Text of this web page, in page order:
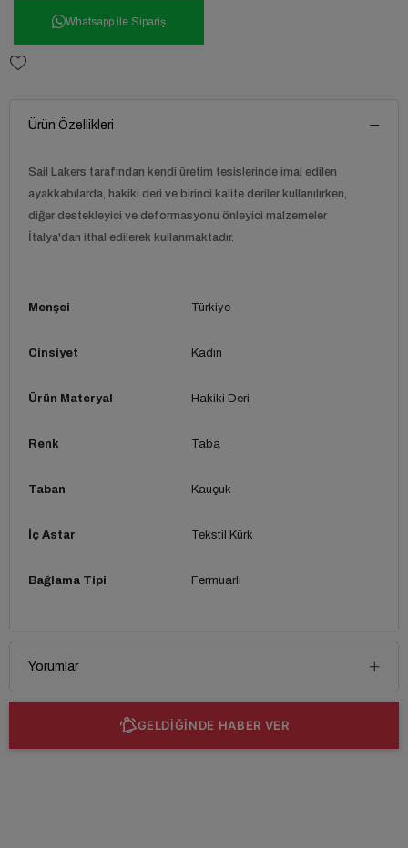
Whatsapp ile Sipariş
Ürün Özellikleri
Sail Lakers tarafından kendi üretim tesislerinde imal edilen
ayakkabılarda, hakiki deri ve birinci kalite deriler kullanılırken,
diğer destekleyici ve deformasyonu önleyici malzemeler
İtalya'dan ithal edilerek kullanmaktadır.
Menşei Türkiye
Cinsiyet Kadın
Ürün Materyal Hakiki Deri
Renk Taba
Taban Kauçuk
İç Astar Tekstil Kürk
Bağlama Tipi Fermuarlı
Yorumlar
GELDİĞİNDE HABER VER